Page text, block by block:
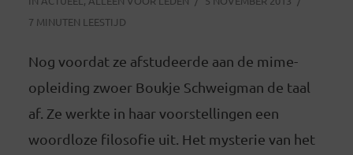
7 MINUTEN LEESTIJD
Nog voordat ze afstudeerde aan de mime-
opleiding zwoer Boukje Schweigman de taal
af. Ze werkte in haar voorstellingen een
woordloze filosofie uit. Het mysterie van het